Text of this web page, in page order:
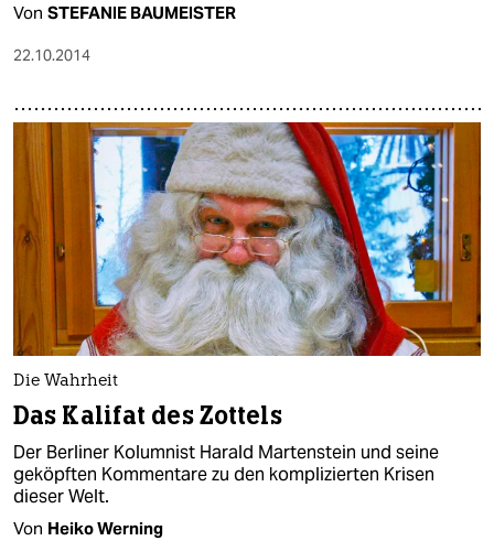
Von STEFANIE BAUMEISTER
22.10.2014
Die Wahrheit
Das Kalifat des Zottels
Der Berliner Kolumnist Harald Martenstein und seine
geköpften Kommentare zu den komplizierten Krisen
dieser Welt.
Von Heiko Werning